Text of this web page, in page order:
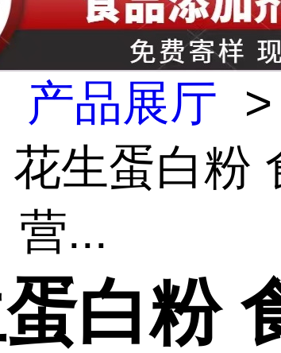
产品展厅 >
花生蛋白粉
营...
白粉